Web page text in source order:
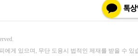
게 있으며, 무단 도용시 법적인 제재를 받을 수 있